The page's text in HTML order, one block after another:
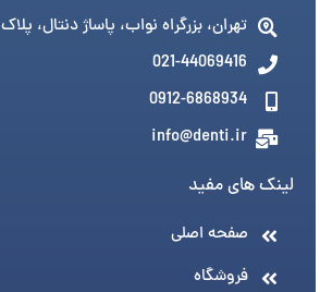
تهران، بزرگراه نواب، پاساژ دنتال، پلاک 128
021-44069416
0912-6868934
info@denti.ir
لینک های مفید
صفحه اصلی
فروشگاه